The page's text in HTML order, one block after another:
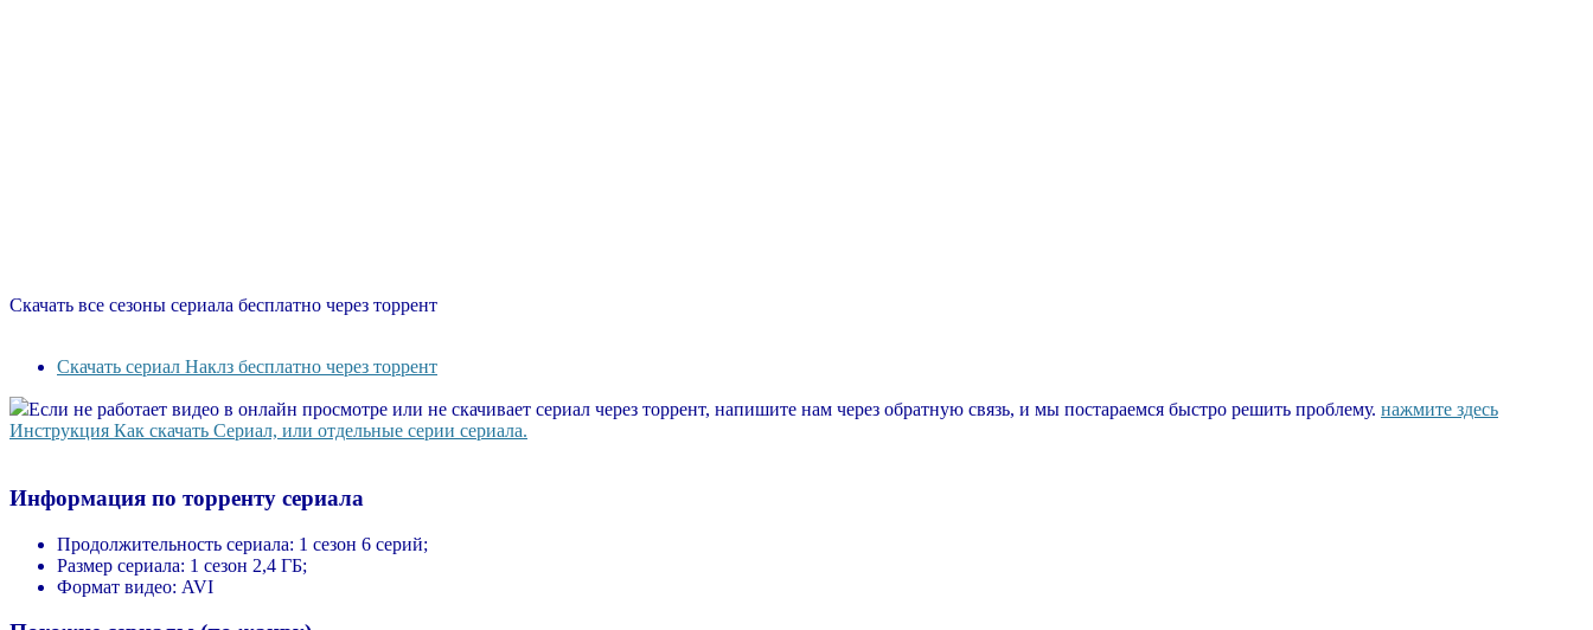
Скачать все сезоны сериала бесплатно через торрент
Скачать сериал Наклз бесплатно через торрент
Если не работает видео в онлайн просмотре или не скачивает сериал через торрент, напишите нам через обратную связь, и мы постараемся быстро решить проблему. нажмите здесь
Инструкция Как скачать Сериал, или отдельные серии сериала.
Информация по торренту сериала
Продолжительность сериала: 1 сезон 6 серий;
Размер сериала: 1 сезон 2,4 ГБ;
Формат видео: AVI